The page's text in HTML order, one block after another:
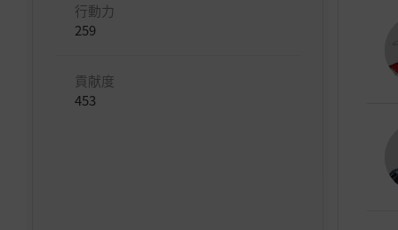
行動力
259
貢献度
453